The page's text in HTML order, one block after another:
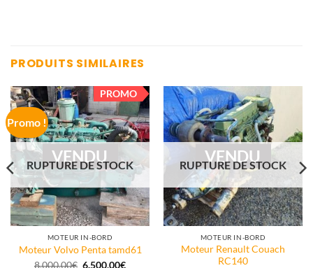
PRODUITS SIMILAIRES
Promo !
VENDU
PROMO
RUPTURE DE STOCK
MOTEUR IN-BORD
Moteur Volvo Penta tamd61
8.000,00€ Le
6.500,00€Le
VENDU
RUPTURE DE STOCK
MOTEUR IN-BORD
Moteur Renault Couach
RC140